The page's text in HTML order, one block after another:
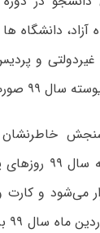
آزاد،
و
صورت می گیرد
خاطرنشان
ماه ۹۹ برگزار